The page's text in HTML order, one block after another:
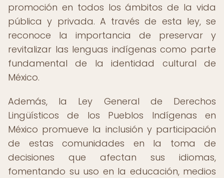
promoción en todos los ámbitos de la vida
pública y privada. A través de esta ley, se
reconoce la importancia de preservar y
revitalizar las lenguas indígenas como parte
fundamental de la identidad cultural de
México.
Además, la Ley General de Derechos
Lingüísticos de los Pueblos Indígenas en
México promueve la inclusión y participación
de estas comunidades en la toma de
decisiones que afectan sus idiomas,
fomentando su uso en la educación, medios